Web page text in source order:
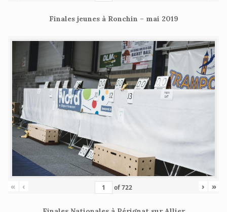
Finales jeunes à Ronchin – mai 2019
« ‹ of722 › »